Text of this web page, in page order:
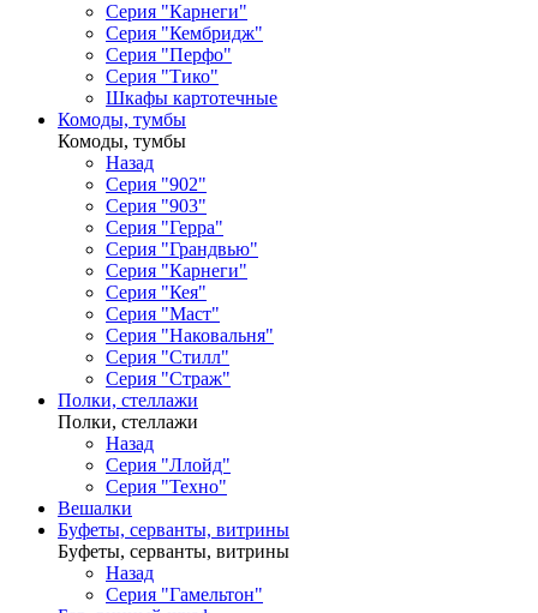
Серия "Карнеги"
Серия "Кембридж"
Серия "Перфо"
Серия "Тико"
Шкафы картотечные
Комоды, тумбы
Комоды, тумбы
Назад
Серия "902"
Серия "903"
Серия "Герра"
Серия "Грандвью"
Серия "Карнеги"
Серия "Кея"
Серия "Маст"
Серия "Наковальня"
Серия "Стилл"
Серия "Страж"
Полки, стеллажи
Полки, стеллажи
Назад
Серия "Ллойд"
Серия "Техно"
Вешалки
Буфеты, серванты, витрины
Буфеты, серванты, витрины
Назад
Серия "Гамельтон"